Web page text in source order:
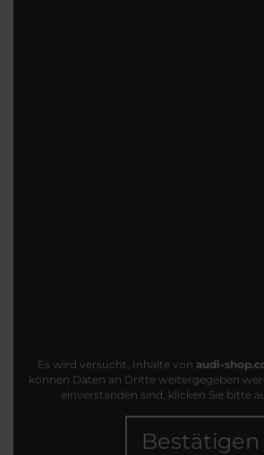
Es wird versucht, Inhalte von audi-
können Daten an Dritte weitergegeben
einverstanden sind, klicken Sie bitte
Bestätigen